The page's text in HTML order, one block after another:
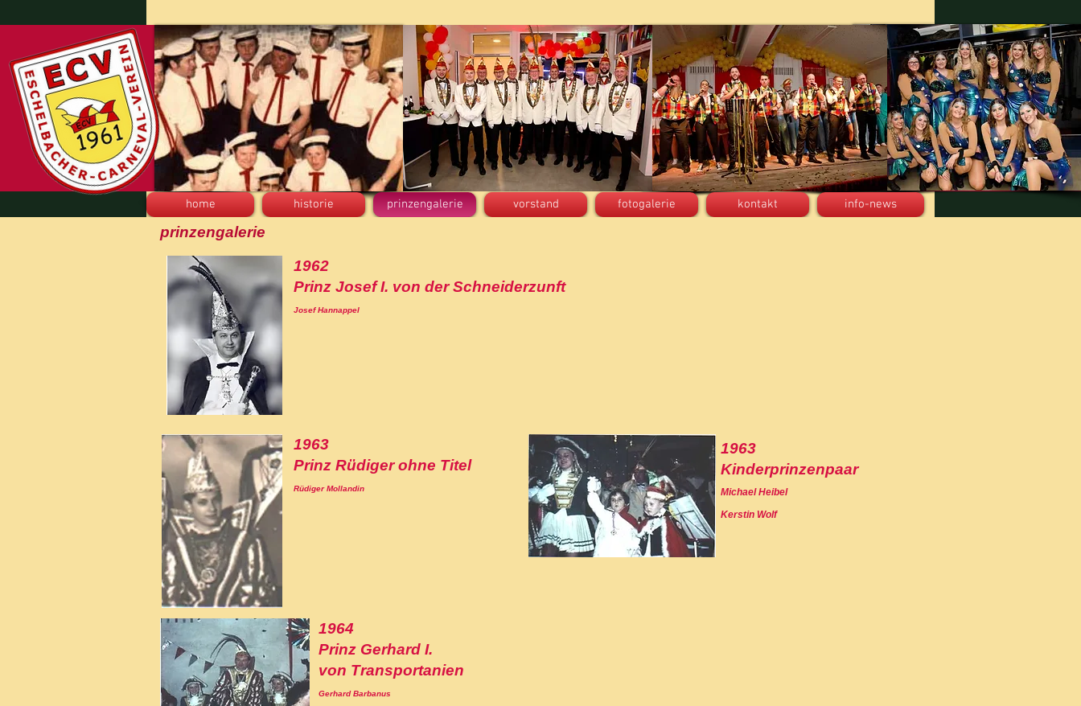
home historie prinzengalerie vorstand fotogalerie kontakt info-news
prinzengalerie
1962
Prinz Josef I. von der Schneiderzunft
Josef Hannappel
1963
Prinz Rüdiger ohne Titel
Rüdiger Mollandin
1963
Kinderprinzenpaar
Michael Heibel
Kerstin Wolf
1964
Prinz Gerhard I.
von Transportanien
Gerhard Barbanus